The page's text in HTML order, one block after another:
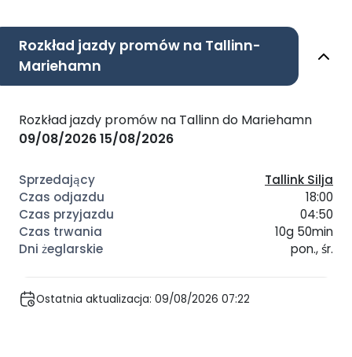
Rozkład jazdy promów na Tallinn-
Mariehamn
Rozkład jazdy promów na Tallinn do Mariehamn
09/08/202615/08/2026
Tallink Silja
18:00
04:50
10g 50min
pon., śr.
Ostatnia aktualizacja: 09/08/2026 07:22